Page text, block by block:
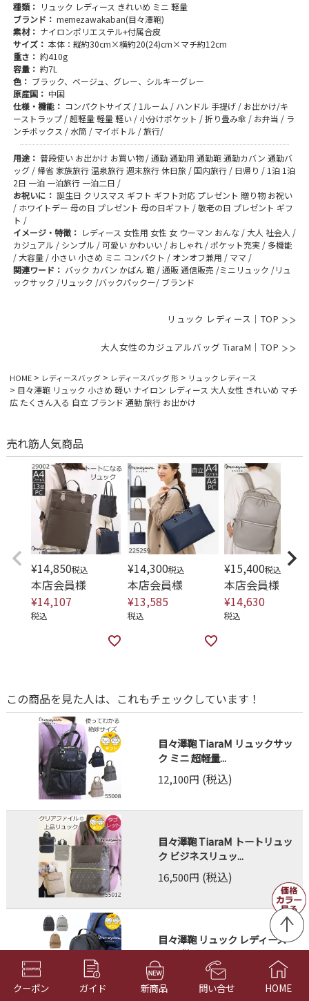
種類： リュック レディース きれいめ ミニ 軽量
ブランド： memezawakaban(目々澤鞄)
素材： ナイロンポリエステル+付属合皮
サイズ： 本体：縦約30cm×横約20(24)cm×マチ約12cm
重さ： 約410g
容量： 約7L
色： ブラック、ベージュ、グレー、シルキーグレー
原産国： 中国
仕様・機能： コンパクトサイズ / 1ルーム / ハンドル 手提げ / お出かけ/キ
ーストラップ / 超軽量 軽量 軽い / 小分けポケット / 折り畳み傘 / お弁当 / ラ
ンチボックス / 水筒 / マイボトル / 旅行/
用途： 普段使い お出かけ お買い物 / 通勤 通勤用 通勤鞄 通勤カバン 通勤バ
ッグ / 帰省 家族旅行 温泉旅行 週末旅行 休日旅 / 国内旅行 / 日帰り / 1泊 1泊
2日 一泊 一泊旅行 一泊二日 /
お祝いに： 誕生日 クリスマス ギフト ギフト対応 プレゼント 贈り物 お祝い
/ ホワイトデー 母の日 プレゼント 母の日ギフト / 敬老の日 プレゼント ギフ
ト /
イメージ・特徴： レディース 女性用 女性 女 ウーマン おんな / 大人 社会人 /
カジュアル / シンプル / 可愛い かわいい / おしゃれ / ポケット充実 / 多機能
/ 大容量 / 小さい 小さめ ミニ コンパクト / オンオフ兼用 / ママ /
関連ワード： バック カバン かばん 鞄 / 通販 通信販売 /ミニリュック /リュ
ックサック /リュック /バックパックー/ ブランド
リュック レディース｜TOP
大人女性のカジュアルバッグ TiaraM｜TOP
HOME レディースバッグ レディースバッグ 形 リュック レディース
目々澤鞄 リュック 小さめ 軽い ナイロン レディース 大人女性 きれいめ マチ
広 たくさん入る 自立 ブランド 通勤 旅行 お出かけ
売れ筋人気商品
¥14,850税込
本店会員様
¥14,107
税込
¥14,300税込
本店会員様
¥13,585
税込
¥15,400税込
本店会員様
¥14,630
税込
この商品を見た人は、これもチェックしています！
目々澤鞄 TiaraM リュックサッ
ク ミニ 超軽量...
12,100円 (税込)
目々澤鞄 TiaraM トートリュッ
ク ビジネスリュッ...
16,500円 (税込)
目々澤鞄 リュック レディース
A4 通勤 ナイロン ...
9,350円
(税込)
クーポン ガイド 新商品 問い合せ HOME